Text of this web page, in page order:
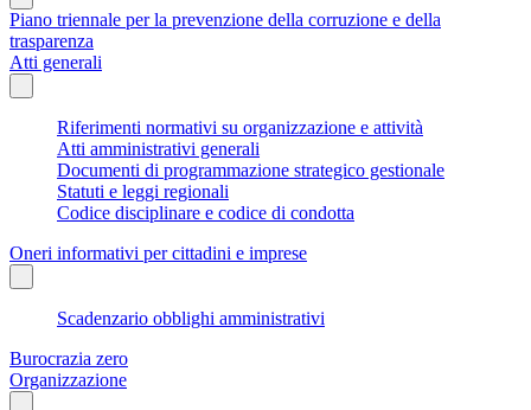
Piano triennale per la prevenzione della corruzione e della
trasparenza
Atti generali
Riferimenti normativi su organizzazione e attività
Atti amministrativi generali
Documenti di programmazione strategico gestionale
Statuti e leggi regionali
Codice disciplinare e codice di condotta
Oneri informativi per cittadini e imprese
Scadenzario obblighi amministrativi
Burocrazia zero
Organizzazione